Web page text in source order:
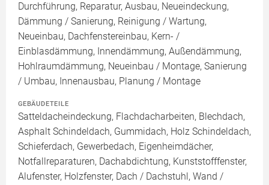
Durchführung, Reparatur, Ausbau, Neueindeckung,
Dämmung / Sanierung, Reinigung / Wartung,
Neueinbau, Dachfenstereinbau, Kern- /
Einblasdämmung, Innendämmung, Außendämmung,
Hohlraumdämmung, Neueinbau / Montage, Sanierung
/ Umbau, Innenausbau, Planung / Montage
GEBÄUDETEILE
Satteldacheindeckung, Flachdacharbeiten, Blechdach,
Asphalt Schindeldach, Gummidach, Holz Schindeldach,
Schieferdach, Gewerbedach, Eigenheimdächer,
Notfallreparaturen, Dachabdichtung, Kunststofffenster,
Alufenster, Holzfenster, Dach / Dachstuhl, Wand /